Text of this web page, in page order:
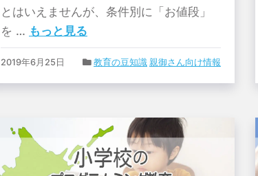
とはいえませんが、条件別に「お値段」
を … もっと見る
2019年6月25日 教育の豆知識 親御さん向け情報